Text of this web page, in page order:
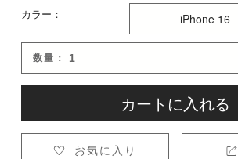
カラー：
数量：
カートに入れる
 お気に入り 